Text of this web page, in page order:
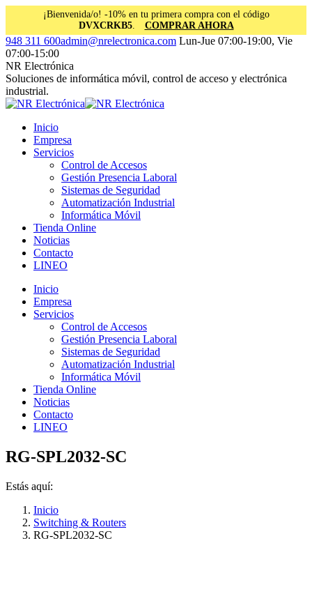
¡Bienvenida/o! -10% en tu primera compra con el código
DVXCRKB5. COMPRAR AHORA
Saltar
al
contenido
Facebook
page
opens
in
new
window
Instagram
page
opens
in
new
window
Linkedin
page
opens
in
new
window
948 311 600admin@nrelectronica.com Lun-Jue 07:00-19:00, Vie
07:00-15:00
NR Electrónica
Soluciones de informática móvil, control de acceso y electrónica
industrial.
Inicio
Empresa
Servicios
Control de Accesos
Gestión Presencia Laboral
Sistemas de Seguridad
Automatización Industrial
Informática Móvil
Tienda Online
Noticias
Contacto
LINEO
Inicio
Empresa
Servicios
Control de Accesos
Gestión Presencia Laboral
Sistemas de Seguridad
Automatización Industrial
Informática Móvil
Tienda Online
Noticias
Contacto
LINEO
RG-SPL2032-SC
Estás aquí:
Inicio
Switching & Routers
RG-SPL2032-SC